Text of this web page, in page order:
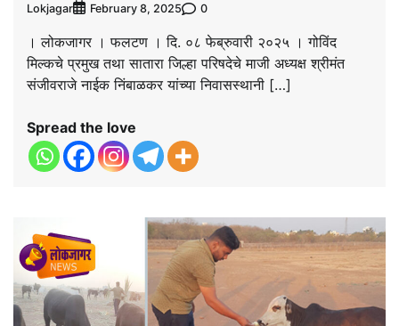
Lokjagar February 8, 2025 0
। लोकजागर । फलटण । दि. ०८ फेब्रुवारी २०२५ । गोविंद
मिल्कचे प्रमुख तथा सातारा जिल्हा परिषदेचे माजी अध्यक्ष श्रीमंत
संजीवराजे नाईक निंबाळकर यांच्या निवासस्थानी […]
Spread the love